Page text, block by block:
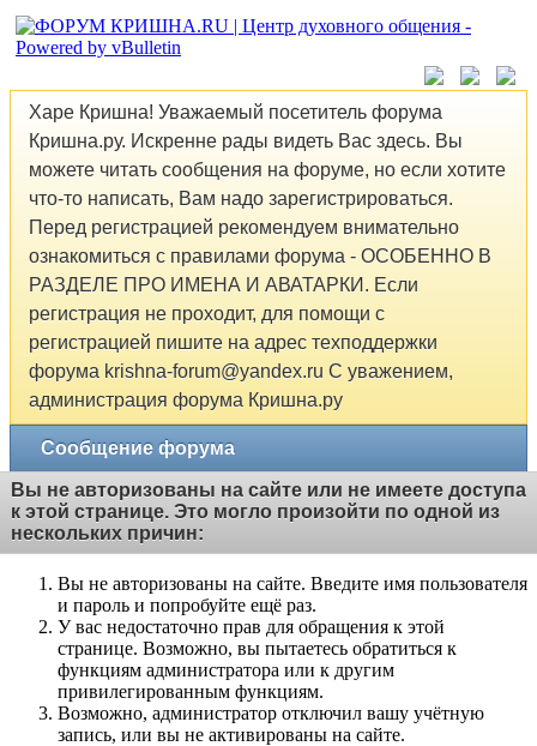
Харе Кришна! Уважаемый посетитель форума
Кришна.ру. Искренне рады видеть Вас здесь. Вы
можете читать сообщения на форуме, но если хотите
что-то написать, Вам надо зарегистрироваться.
Перед регистрацией рекомендуем внимательно
ознакомиться с правилами форума - ОСОБЕННО В
РАЗДЕЛЕ ПРО ИМЕНА И АВАТАРКИ. Если
регистрация не проходит, для помощи с
регистрацией пишите на адрес техподдержки
форума krishna-forum@yandex.ru С уважением,
администрация форума Кришна.ру
Сообщение форума
Вы не авторизованы на сайте или не имеете доступа
к этой странице. Это могло произойти по одной из
нескольких причин:
Вы не авторизованы на сайте. Введите имя пользователя
и пароль и попробуйте ещё раз.
У вас недостаточно прав для обращения к этой
странице. Возможно, вы пытаетесь обратиться к
функциям администратора или к другим
привилегированным функциям.
Возможно, администратор отключил вашу учётную
запись, или вы не активированы на сайте.